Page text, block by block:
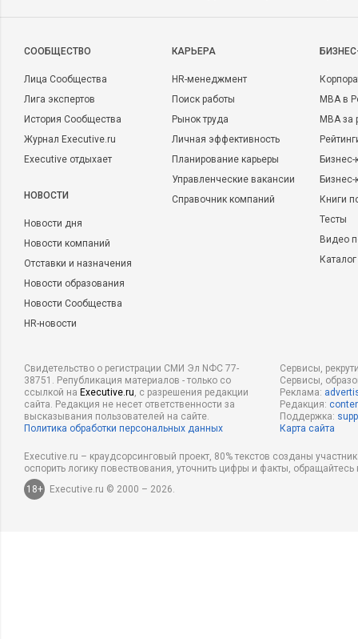
CООБЩЕСТВО
Лица Сообщества
Лига экспертов
История Сообщества
Журнал Executive.ru
Executive отдыхает
НОВОСТИ
Новости дня
Новости компаний
Отставки и назначения
Новости образования
Новости Сообщества
HR-новости
КАРЬЕРА
HR-менеджмент
Поиск работы
Рынок труда
Личная эффективность
Планирование карьеры
Управленческие вакансии
Справочник компаний
MBA в
MBA
Бизнес-
Книги
Тесты
Видео
Свидетельство о регистрации СМИ Эл NФС 77-
38751. Републикация материалов - только со
ссылкой на Executive.ru, с разрешения редакции
сайта. Редакция не несет ответственности за
высказывания пользователей на сайте.
Политика обработки персональных данных
Сервисы,
Сервисы,
Реклама:
Редакция:
Поддержка:
Карта сайта
Executive.ru – краудсорсинговый проект, 80% текстов созданы
оспорить логику повествования, уточнить цифры и факты,
18+
Executive.ru © 2000 – 2026.